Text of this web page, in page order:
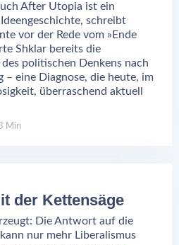
After Utopia ist ein
schreibt
vor der Rede vom »Ende
Shklar bereits die
politischen Denkens nach
eine Diagnose, die heute, im
überraschend aktuell
Min
der Kettensäge
Die Antwort auf die
nur mehr Liberalismus